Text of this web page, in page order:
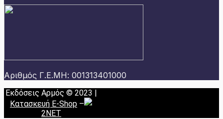
Αριθμός Γ.Ε.ΜΗ: 001313401000
Εκδόσεις Αρμός © 2023 |
Κατασκευή E-Shop –
2NET